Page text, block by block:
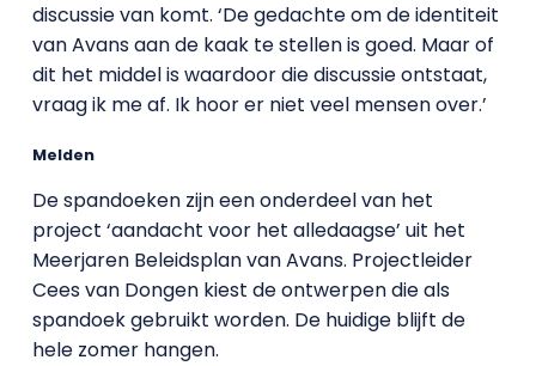
discussie van komt. ‘De gedachte om de identiteit
van Avans aan de kaak te stellen is goed. Maar of
dit het middel is waardoor die discussie ontstaat,
vraag ik me af. Ik hoor er niet veel mensen over.’
Melden
De spandoeken zijn een onderdeel van het
project ‘aandacht voor het alledaagse’ uit het
Meerjaren Beleidsplan van Avans. Projectleider
Cees van Dongen kiest de ontwerpen die als
spandoek gebruikt worden. De huidige blijft de
hele zomer hangen.